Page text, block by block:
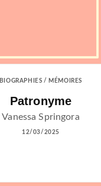
BIOGRAPHIES / MÉMOIRES
Patronyme
Vanessa Springora
12/03/2025